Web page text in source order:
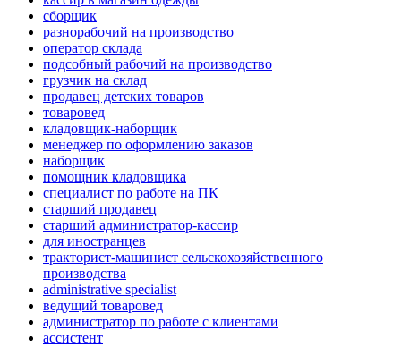
сборщик
разнорабочий на производство
оператор склада
подсобный рабочий на производство
грузчик на склад
продавец детских товаров
товаровед
кладовщик-наборщик
менеджер по оформлению заказов
наборщик
помощник кладовщика
специалист по работе на ПК
старший продавец
старший администратор-кассир
для иностранцев
тракторист-машинист сельскохозяйственного
производства
administrative specialist
ведущий товаровед
администратор по работе с клиентами
ассистент